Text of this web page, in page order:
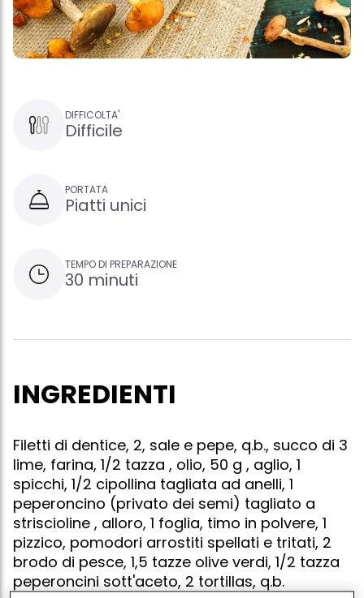
DIFFICOLTA'
Difficile
PORTATA
Piatti unici
TEMPO DI PREPARAZIONE
30 minuti
INGREDIENTI
Filetti di dentice, 2, sale e pepe, q.b., succo di 3
lime, farina, 1/2 tazza , olio, 50 g , aglio, 1
spicchi, 1/2 cipollina tagliata ad anelli, 1
peperoncino (privato dei semi) tagliato a
striscioline , alloro, 1 foglia, timo in polvere, 1
pizzico, pomodori arrostiti spellati e tritati, 2
brodo di pesce, 1,5 tazze olive verdi, 1/2 tazza
peperoncini sott'aceto, 2 tortillas, q.b.